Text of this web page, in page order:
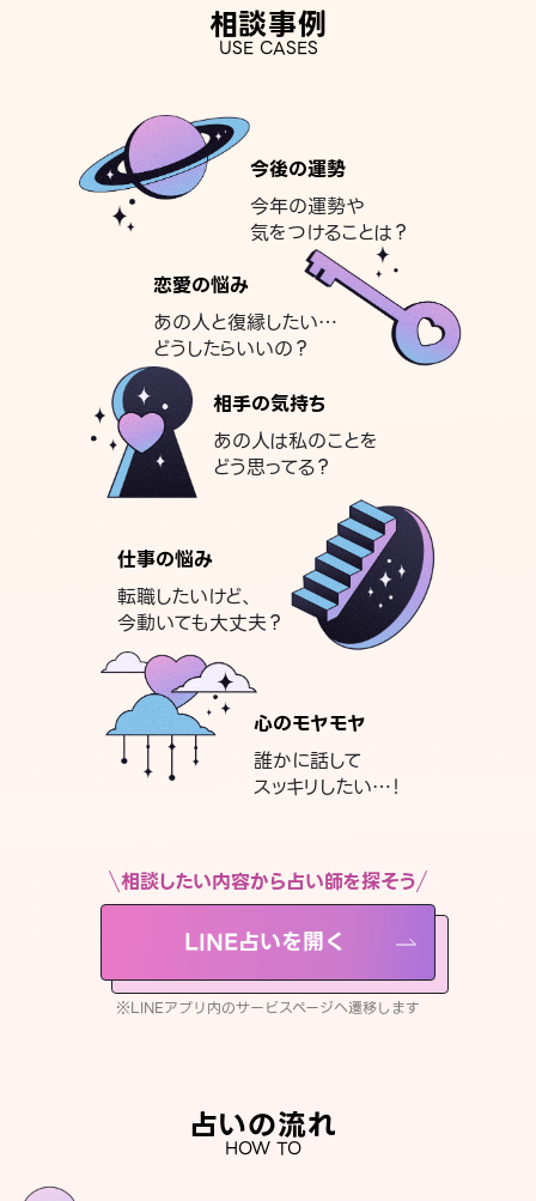
相談事例
USE CASES
今後の運勢
今年の運勢や
気をつけることは？
恋愛の悩み
あの人と復縁したい…
どうしたらいいの？
相手の気持ち
あの人は私のことを
どう思ってる？
仕事の悩み
転職したいけど、
今動いても大丈夫？
心のモヤモヤ
誰かに話して
スッキリしたい…！
相談したい内容から占い師を探そう
LINE占いを開く
※LINEアプリ内のサービスページへ遷移します
占いの流れ
HOW TO